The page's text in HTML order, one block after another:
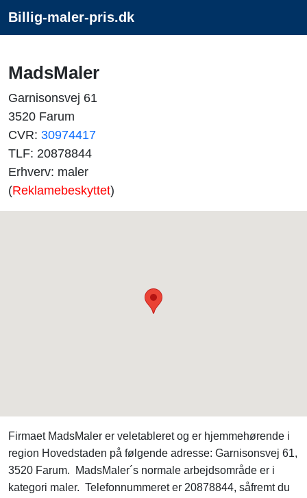
Billig-maler-pris.dk
MadsMaler
Garnisonsvej 61
3520 Farum
CVR: 30974417
TLF: 20878844
Erhverv: maler
(Reklamebeskyttet)
Firmaet MadsMaler er veletableret og er hjemmehørende i
region Hovedstaden på følgende adresse: Garnisonsvej 61,
3520 Farum. MadsMaler´s normale arbejdsområde er i
kategori maler. Telefonnummeret er 20878844, såfremt du